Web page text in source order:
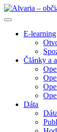
E-learning
Články a
Dáta